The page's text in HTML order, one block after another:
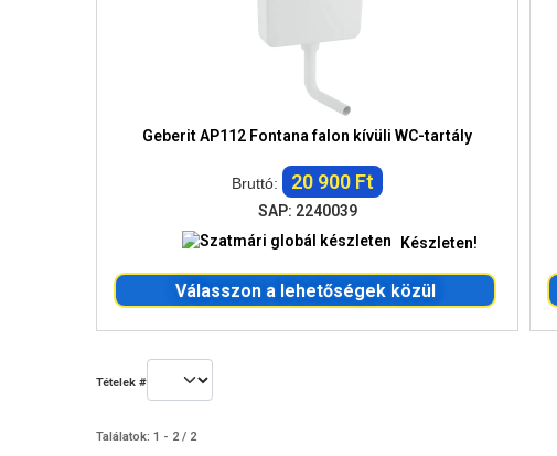
Geberit AP112 Fontana falon kívüli WC-tartály
Bruttó: 20 900 Ft
SAP: 2240039
Készleten!
Válasszon a lehetőségek közül
Tételek #
Találatok: 1 - 2 / 2